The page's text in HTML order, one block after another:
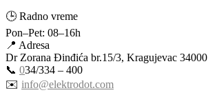
🕒 Radno vreme
Pon–Pet: 08–16h
📍 Adresa
Dr Zorana Đinđića br.15/3, Kragujevac 34000
📞 034/334 – 400
✉️ info@elektrodot.com